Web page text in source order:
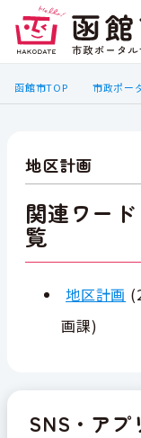
函館市TOP 市政ポー
地区計画
関連ワー
覧
地区計画 (
画課)
SNS・アプ